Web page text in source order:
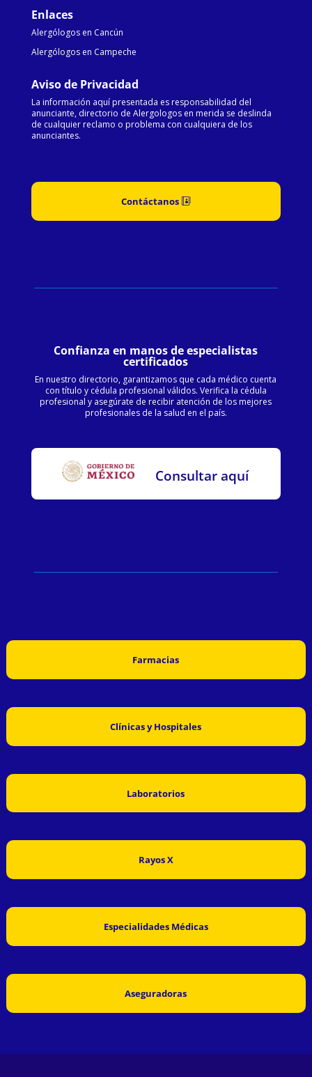
Enlaces
Alergólogos en Cancún
Alergólogos en Campeche
Aviso de Privacidad
La información aquí presentada es responsabilidad del
anunciante, directorio de Alergologos en merida se deslinda
de cualquier reclamo o problema con cualquiera de los
anunciantes.
Contáctanos
Confianza en manos de especialistas
certificados
En nuestro directorio, garantizamos que cada médico cuenta
con título y cédula profesional válidos. Verifica la cédula
profesional y asegúrate de recibir atención de los mejores
profesionales de la salud en el país.
Consultar aquí
Farmacias
Clínicas y Hospitales
Laboratorios
Rayos X
Especialidades Médicas
Aseguradoras